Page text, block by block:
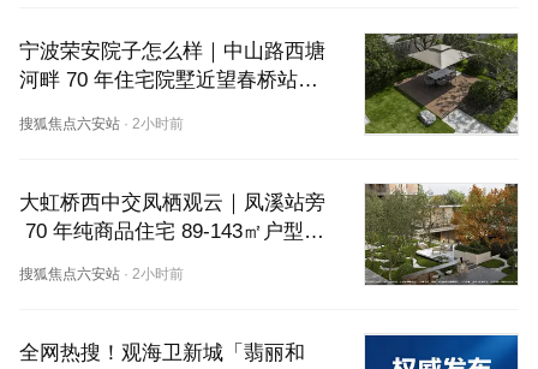
宁波荣安院子怎么样｜中山路西塘
河畔 70 年住宅院墅近望春桥站户
搜狐焦点六安站 · 2小时前
大虹桥西中交凤栖观云｜凤溪站旁
70 年纯商品住宅 89‑143㎡户型价
搜狐焦点六安站 · 2小时前
全网热搜！观海卫新城「翡丽和